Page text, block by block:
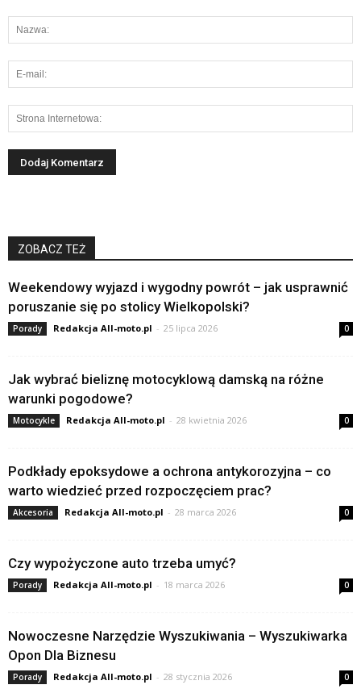
ZOBACZ TEŻ
Weekendowy wyjazd i wygodny powrót – jak usprawnić
poruszanie się po stolicy Wielkopolski?
Porady Redakcja All-moto.pl - 25 lipca 2026 0
Jak wybrać bieliznę motocyklową damską na różne
warunki pogodowe?
Motocykle Redakcja All-moto.pl - 28 kwietnia 2026 0
Podkłady epoksydowe a ochrona antykorozyjna – co
warto wiedzieć przed rozpoczęciem prac?
Akcesoria Redakcja All-moto.pl - 28 marca 2026 0
Czy wypożyczone auto trzeba umyć?
Porady Redakcja All-moto.pl - 18 marca 2026 0
Nowoczesne Narzędzie Wyszukiwania – Wyszukiwarka
Opon Dla Biznesu
Porady Redakcja All-moto.pl - 28 stycznia 2026 0